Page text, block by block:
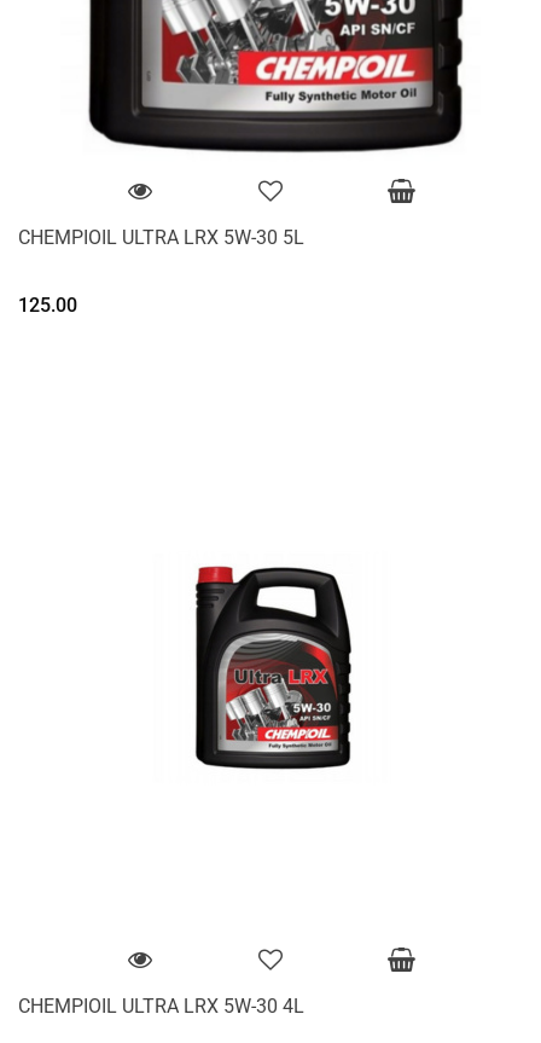
CHEMPIOIL ULTRA LRX 5W-30 5L
125.00
CHEMPIOIL ULTRA LRX 5W-30 4L